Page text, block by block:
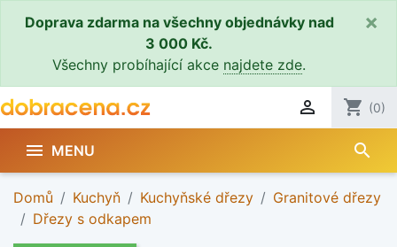
Doprava zdarma na všechny objednávky nad
3 000 Kč.
Všechny probíhající akce najdete zde.
×
 shopping_cart (0)
 MENU search
Domů Kuchyň Kuchyňské dřezy
Granitové dřezy
Dřezy s odkapem